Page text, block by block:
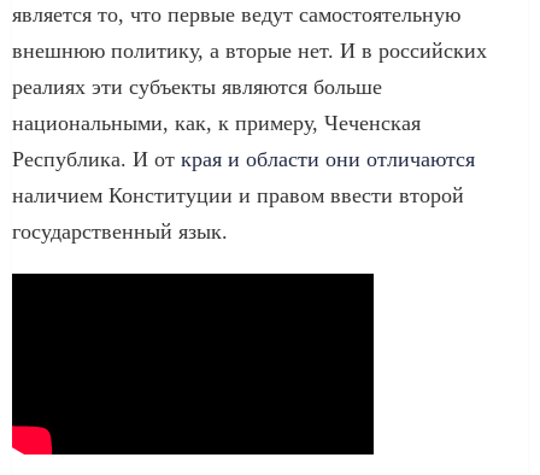
является то, что первые ведут самостоятельную
внешнюю политику, а вторые нет. И в российских
реалиях эти субъекты являются больше
национальными, как, к примеру, Чеченская
Республика. И от края и области они отличаются
наличием Конституции и правом ввести второй
государственный язык.